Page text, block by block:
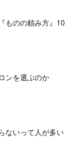
ものの頼み方』10
ンを選ぶのか
ないって人が多い